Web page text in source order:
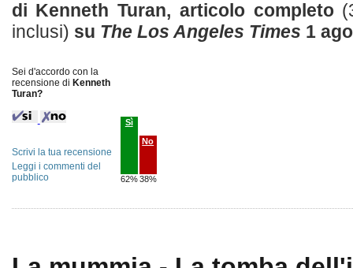
di Kenneth Turan, articolo completo
inclusi) su The Los Angeles Times 1
Sei d'accordo con la
recensione di Kenneth
Turan?
Sì
62%
No
38%
Scrivi la tua recensione
Leggi i commenti del
pubblico